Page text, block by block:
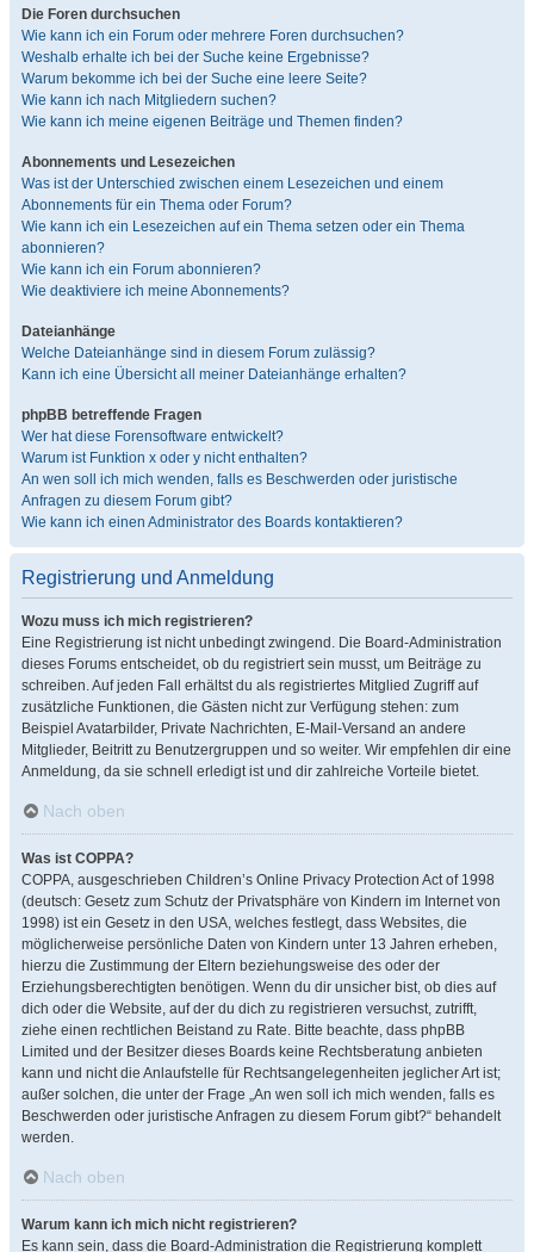
Die Foren durchsuchen
Wie kann ich ein Forum oder mehrere Foren durchsuchen?
Weshalb erhalte ich bei der Suche keine Ergebnisse?
Warum bekomme ich bei der Suche eine leere Seite?
Wie kann ich nach Mitgliedern suchen?
Wie kann ich meine eigenen Beiträge und Themen finden?
Abonnements und Lesezeichen
Was ist der Unterschied zwischen einem Lesezeichen und einem
Abonnements für ein Thema oder Forum?
Wie kann ich ein Lesezeichen auf ein Thema setzen oder ein Thema
abonnieren?
Wie kann ich ein Forum abonnieren?
Wie deaktiviere ich meine Abonnements?
Dateianhänge
Welche Dateianhänge sind in diesem Forum zulässig?
Kann ich eine Übersicht all meiner Dateianhänge erhalten?
phpBB betreffende Fragen
Wer hat diese Forensoftware entwickelt?
Warum ist Funktion x oder y nicht enthalten?
An wen soll ich mich wenden, falls es Beschwerden oder juristische
Anfragen zu diesem Forum gibt?
Wie kann ich einen Administrator des Boards kontaktieren?
Registrierung und Anmeldung
Wozu muss ich mich registrieren?
Eine Registrierung ist nicht unbedingt zwingend. Die Board-Administration
dieses Forums entscheidet, ob du registriert sein musst, um Beiträge zu
schreiben. Auf jeden Fall erhältst du als registriertes Mitglied Zugriff auf
zusätzliche Funktionen, die Gästen nicht zur Verfügung stehen: zum
Beispiel Avatarbilder, Private Nachrichten, E-Mail-Versand an andere
Mitglieder, Beitritt zu Benutzergruppen und so weiter. Wir empfehlen dir eine
Anmeldung, da sie schnell erledigt ist und dir zahlreiche Vorteile bietet.
Nach oben
Was ist COPPA?
COPPA, ausgeschrieben Children’s Online Privacy Protection Act of 1998
(deutsch: Gesetz zum Schutz der Privatsphäre von Kindern im Internet von
1998) ist ein Gesetz in den USA, welches festlegt, dass Websites, die
möglicherweise persönliche Daten von Kindern unter 13 Jahren erheben,
hierzu die Zustimmung der Eltern beziehungsweise des oder der
Erziehungsberechtigten benötigen. Wenn du dir unsicher bist, ob dies auf
dich oder die Website, auf der du dich zu registrieren versuchst, zutrifft,
ziehe einen rechtlichen Beistand zu Rate. Bitte beachte, dass phpBB
Limited und der Besitzer dieses Boards keine Rechtsberatung anbieten
kann und nicht die Anlaufstelle für Rechtsangelegenheiten jeglicher Art ist;
außer solchen, die unter der Frage „An wen soll ich mich wenden, falls es
Beschwerden oder juristische Anfragen zu diesem Forum gibt?“ behandelt
werden.
Nach oben
Warum kann ich mich nicht registrieren?
Es kann sein, dass die Board-Administration die Registrierung komplett